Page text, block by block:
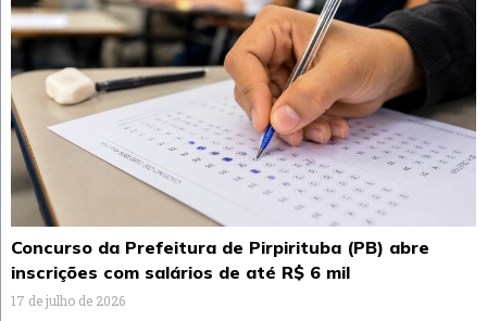
Concurso da Prefeitura de Pirpirituba (PB) abre
inscrições com salários de até R$ 6 mil
17 de julho de 2026